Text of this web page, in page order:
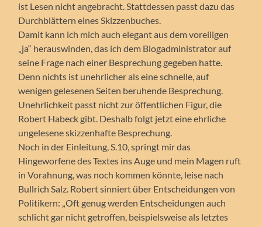
ist Lesen nicht angebracht. Stattdessen passt dazu das
Durchblättern eines Skizzenbuches.
Damit kann ich mich auch elegant aus dem voreiligen
„ja“ herauswinden, das ich dem Blogadministrator auf
seine Frage nach einer Besprechung gegeben hatte.
Denn nichts ist unehrlicher als eine schnelle, auf
wenigen gelesenen Seiten beruhende Besprechung.
Unehrlichkeit passt nicht zur öffentlichen Figur, die
Robert Habeck gibt. Deshalb folgt jetzt eine ehrliche
ungelesene skizzenhafte Besprechung.
Noch in der Einleitung, S.10, springt mir das
Hingeworfene des Textes ins Auge und mein Magen ruft
in Vorahnung, was noch kommen könnte, leise nach
Bullrich Salz. Robert sinniert über Entscheidungen von
Politikern: „Oft genug werden Entscheidungen auch
schlicht gar nicht getroffen, beispielsweise als letztes